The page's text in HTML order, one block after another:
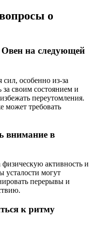
о
Овен на следующей
особенно из-за
своим состоянием и
переутомления.
может требовать
внимание в
активность и
усталости могут
перерывы и
к ритму